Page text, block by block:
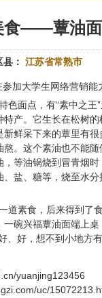
食——蕈油面
： 江苏省常熟市
加大学生网络营销能
面点，有“素中之王”
产。它生长在松树
鲜采下来的蕈里有
。这个素油也不能
等油锅烧到冒青烟
盐、糖等，烧至水分
素食，后来得到了
碗兴福蕈油面端上
好，想不到小地方有
yuanjing123456
uc/